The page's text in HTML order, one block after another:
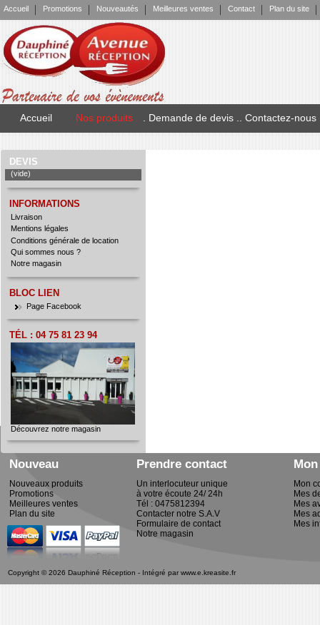
Accueil Promotions Nouveautés Meilleures ventes Contact Plan du site
Accueil Nos produits . . Demande de devis . . Contactez-nous
DEVIS
(vide)
INFORMATIONS
Livraison
Mentions légales
Conditions générale de location
Qui sommes nous ?
Notre magasin
BLOC LIEN
Page Facebook
TÉL : 04 75 81 23 94
Découvrez notre magasin
Nouveau
Nouveaux produits
Promotions
Meilleures ventes
Plan du site
Copyright © 2026 Dauphiné Réception - Intégré par www.e.kreasite.fr
Prendre contact
Un interlocuteur unique
à votre écoute 24/ 24h
Tél : 0475812394
Contacter notre S.A.V
Formulaire de contact
Notre magasin
Mon
Mes
Mes
Mes
Mes